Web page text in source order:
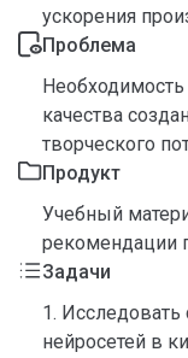
ускорения
Проблема
качества
творческого
Продукт
Учебный
рекомендации
Задачи
1.
нейросетей в